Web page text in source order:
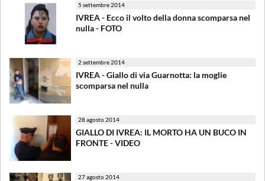
5 settembre 2014
IVREA - Ecco il volto della donna scomparsa nel
nulla - FOTO
2 settembre 2014
IVREA - Giallo di via Guarnotta: la moglie
scomparsa nel nulla
28 agosto 2014
GIALLO DI IVREA: IL MORTO HA UN BUCO IN
FRONTE - VIDEO
27 agosto 2014